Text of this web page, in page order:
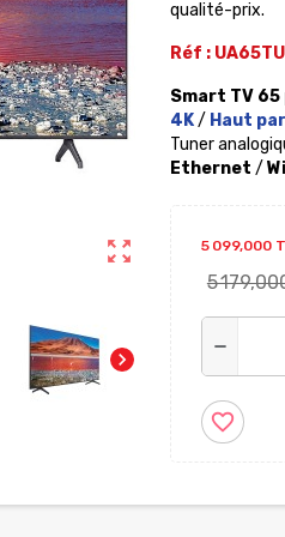
zoom_out_map
chevron_right
qualité-prix.
Réf :
Smart TV 65
4K/ Haut
Tuner
Ethernet /
5 099,000
5
remove
favorite_border